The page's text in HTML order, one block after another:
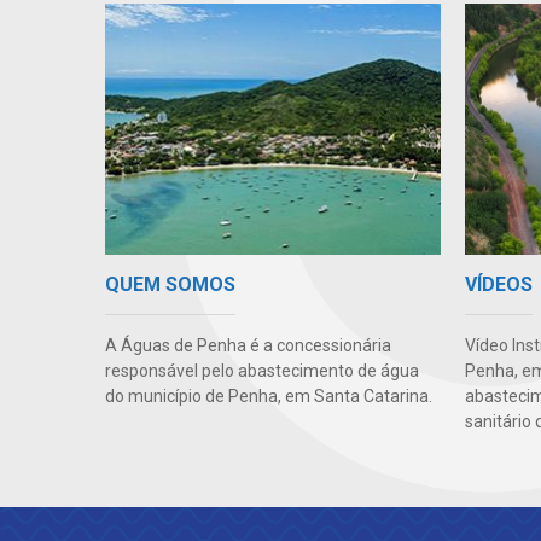
QUEM SOMOS
A Águas de Penha é a concessionária
responsável pelo abastecimento de água
do município de Penha, em Santa Catarina.
VÍDEOS
Vídeo
Penha,
sanitário